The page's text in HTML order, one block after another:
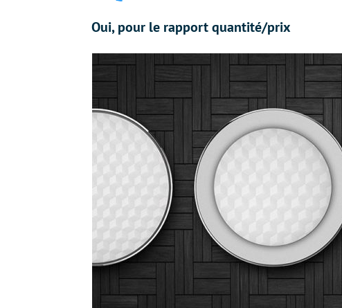
Oui, pour le rapport quantité/prix